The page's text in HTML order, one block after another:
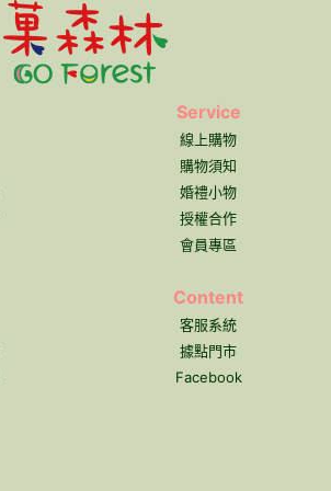
Service
線上購物
購物須知
婚禮小物
授權合作
會員專區
Content
客服系統
據點門市
Facebook